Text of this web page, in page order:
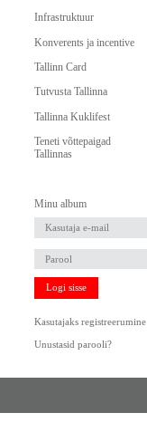
Infrastruktuur
Konverents ja incentive
Tallinn Card
Tutvusta Tallinna
Tallinna Kuklifest
Teneti võttepaigad
Tallinnas
Minu album
Logi sisse
Kasutajaks registreerumine
Unustasid parooli?